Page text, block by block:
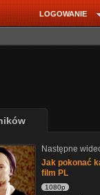
LOGOWANIE
Następne
Jak pokonać
film PL
1080p